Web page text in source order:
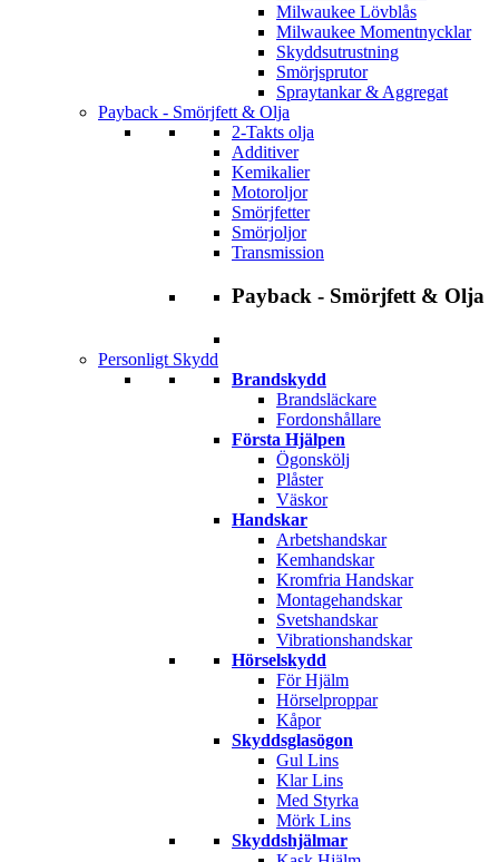
Milwaukee Lövblås
Milwaukee Momentnycklar
Skyddsutrustning
Smörjsprutor
Spraytankar & Aggregat
Payback - Smörjfett & Olja
2-Takts olja
Additiver
Kemikalier
Motoroljor
Smörjfetter
Smörjoljor
Transmission
Payback - Smörjfett & Olja
Personligt Skydd
Brandskydd
Brandsläckare
Fordonshållare
Första Hjälpen
Ögonskölj
Plåster
Väskor
Handskar
Arbetshandskar
Kemhandskar
Kromfria Handskar
Montagehandskar
Svetshandskar
Vibrationshandskar
Hörselskydd
För Hjälm
Hörselproppar
Kåpor
Skyddsglasögon
Gul Lins
Klar Lins
Med Styrka
Mörk Lins
Skyddshjälmar